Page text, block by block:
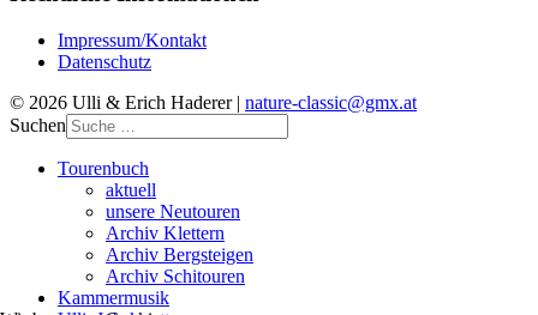
Impressum/Kontakt
Datenschutz
© 2026 Ulli & Erich Haderer | nature-classic@gmx.at
Suchen
Tourenbuch
aktuell
unsere Neutouren
Archiv Klettern
Archiv Bergsteigen
Archiv Schitouren
Kammermusik